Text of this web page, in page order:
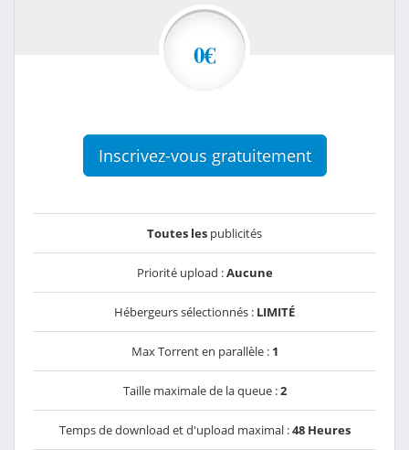
0€
Inscrivez-vous gratuitement
Toutes les publicités
Priorité upload :Aucune
Hébergeurs sélectionnés : LIMITÉ
Max Torrent en parallèle : 1
Taille maximale de la queue :2
Temps de download et d'upload maximal :48 Heures